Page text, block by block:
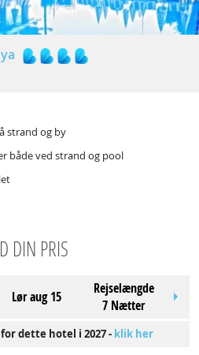
strand og by
både ved strand og pool
DIN PRIS
lør aug 15
Rejselængde
7 Nætter
dette hotel i 2027 - klik her